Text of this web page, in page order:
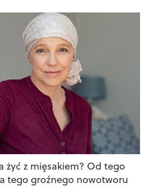
żyć z mięsakiem? Od tego
tego groźnego nowotworu